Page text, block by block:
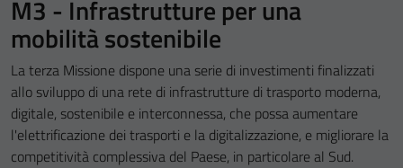
M3 - Infrastrutture per una
mobilità sostenibile
La terza Missione dispone una serie di investimenti finalizzati
allo sviluppo di una rete di infrastrutture di trasporto moderna,
digitale, sostenibile e interconnessa, che possa aumentare
l'elettrificazione dei trasporti e la digitalizzazione, e migliorare la
competitività complessiva del Paese, in particolare al Sud.